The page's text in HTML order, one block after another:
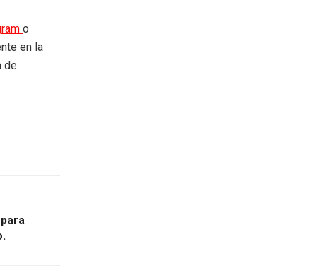
o
en la
de